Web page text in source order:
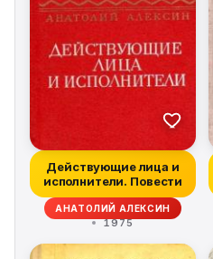
Действующие лица и
исполнители. Повести
АНАТОЛИЙ АЛЕКСИН
1975